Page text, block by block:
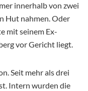
innerhalb von zwei
Hut nahmen. Oder
mit seinem Ex-
vor Gericht liegt.
Seit mehr als drei
Intern wurden die